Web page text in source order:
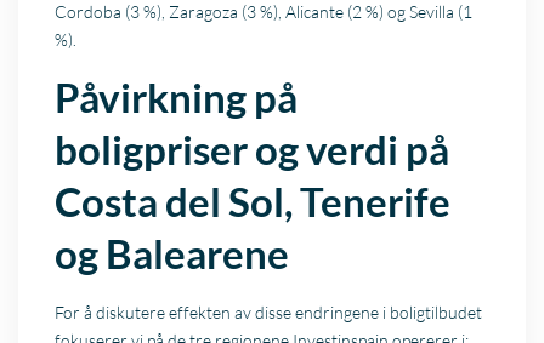
Cordoba (3 %), Zaragoza (3 %), Alicante (2 %) og Sevilla (1
%).
Påvirkning på
boligpriser og verdi på
Costa del Sol, Tenerife
og Balearene
For å diskutere effekten av disse endringene i boligtilbudet